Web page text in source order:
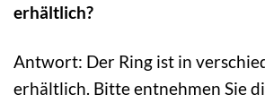
erhältlich?
Antwort: Der Ring ist in
erhältlich. Bitte entnehmen Sie